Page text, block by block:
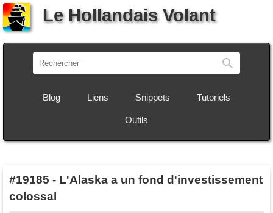
Le Hollandais Volant
Blog Liens Snippets Tutoriels
Outils
#19185 - L'Alaska a un fond d'investissement
colossal